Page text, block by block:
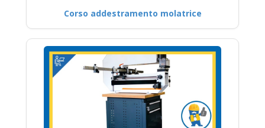
Corso addestramento molatrice